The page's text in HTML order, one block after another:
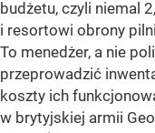
budżetu, czyli niemal
i resortowi obrony
To menedżer, a nie
przeprowadzić
koszty ich
w brytyjskiej armii